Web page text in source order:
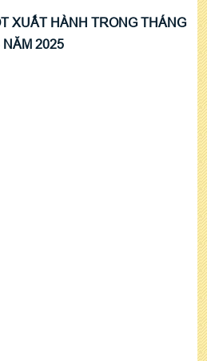
XUẤT HÀNH TRONG THÁNG
NĂM 2025